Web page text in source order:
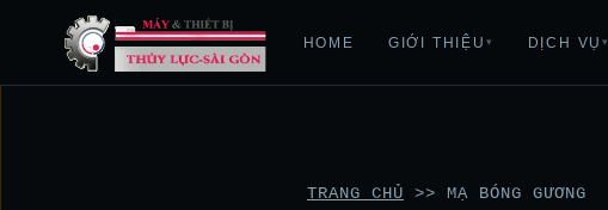
HOME GIỚI THIỆU ▾ DỊCH VỤ▾
TRANG CHỦ >> MẠ BÓNG GƯƠNG